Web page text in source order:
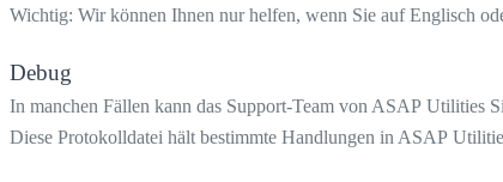
Wichtig: Wir können Ihnen nur helfen, wenn Sie auf Englisch
Debug
In manchen Fällen kann das Support-Team von ASAP Utilities
Diese Protokolldatei hält bestimmte Handlungen in ASAP